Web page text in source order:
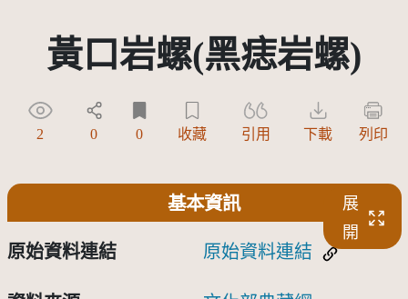
黃口岩螺(黑痣岩螺)
2 0 0 收藏 引用 下載 列印
基本資訊
展
開
原始資料連結 原始資料連結